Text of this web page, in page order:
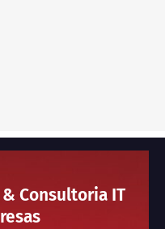
Consultoria IT